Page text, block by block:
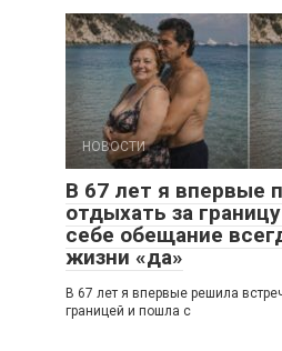
НОВОСТИ
В 67 лет я впервые
отдыхать за
себе обещание
жизни «да»
В 67 лет я впервые решила
границей и пошла с